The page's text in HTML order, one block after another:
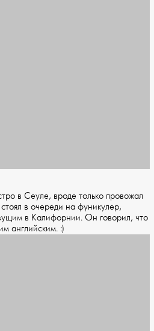
в Сеуле, вроде только провожал
в очереди на фуникулер,
в Калифорнии. Он говорил, что
английским. :)